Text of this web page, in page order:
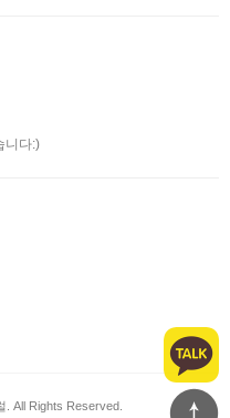
니다:)
All Rights Reserved.